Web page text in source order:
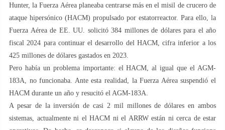
Hunter, la Fuerza Aérea planeaba centrarse más en el misil de crucero de
ataque hipersónico (HACM) propulsado por estatorreactor. Para ello, la
Fuerza Aérea de EE. UU. solicitó 384 millones de dólares para el año
fiscal 2024 para continuar el desarrollo del HACM, cifra inferior a los
425 millones de dólares gastados en 2023.
Pero había un problema importante: el HACM, al igual que el AGM-
183A, no funcionaba. Ante esta realidad, la Fuerza Aérea suspendió el
HACM durante un año y resucitó el AGM-183A.
A pesar de la inversión de casi 2 mil millones de dólares en ambos
sistemas, actualmente ni el HACM ni el ARRW están ni cerca de estar